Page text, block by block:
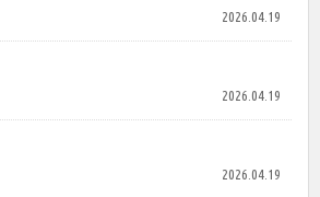
2026.04.19
2026.04.19
2026.04.19